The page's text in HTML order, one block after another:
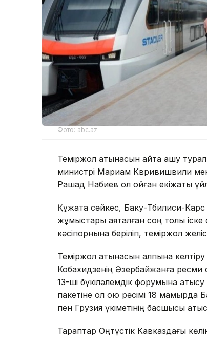
Фото: abc.az
Теміржол қатынасын қайта ашу
министрі Мариам Квривишвили
Рашад Набиев қол қойған екіжақты
Құжатқа сәйкес, Баку-Тбилиси-
жұмыстары аяқталған соң толық
кәсіпорнына беріліп, теміржол
Теміржол қатынасын қалпына
Кобахидзенің Әзербайжанға
13-ші бүкіләлемдік форумына
пакетіне қол қою рәсімі 18
пен Грузия үкіметінің басшысы
Тараптар Оңтүстік Кавказдағы